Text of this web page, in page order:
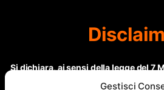
Gestisci
Si dichiara, ai sensi della legge del 7
questo sito non rientra nella